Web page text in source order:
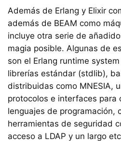
Además de Erlang y Elixir
además de BEAM como
incluye otra serie de
magia posible. Algunas de
son el Erlang runtime system
librerías estándar (stdlib),
distribuidas como MNESIA,
protocolos e interfaces para
lenguajes de programación,
herramientas de seguridad
acceso a LDAP y un largo